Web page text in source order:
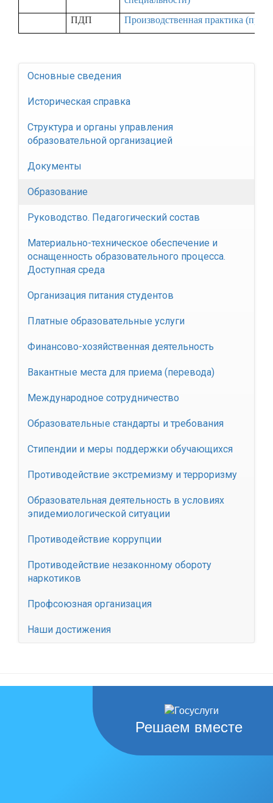
ПДП
Производственная практика
Основные сведения
Историческая справка
Структура и органы управления
образовательной организацией
Документы
Образование
Руководство. Педагогический состав
Материально-техническое обеспечение и
оснащенность образовательного процесса.
Доступная среда
Организация питания студентов
Платные образовательные услуги
Финансово-хозяйственная деятельность
Вакантные места для приема (перевода)
Международное сотрудничество
Образовательные стандарты и требования
Стипендии и меры поддержки обучающихся
Противодействие экстремизму и терроризму
Образовательная деятельность в условиях
эпидемиологической ситуации
Противодействие коррупции
Противодействие незаконному обороту
наркотиков
Профсоюзная организация
Наши достижения
Решаем вместе